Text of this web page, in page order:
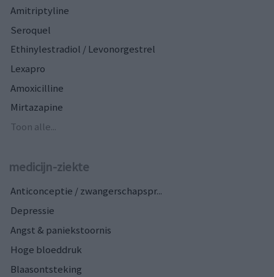
Amitriptyline
Seroquel
Ethinylestradiol / Levonorgestrel
Lexapro
Amoxicilline
Mirtazapine
Toon alle...
medicijn-ziekte
Anticonceptie / zwangerschapspr...
Depressie
Angst & paniekstoornis
Hoge bloeddruk
Blaasontsteking